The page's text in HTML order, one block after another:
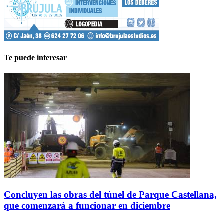
Te puede interesar
Concluyen las obras del túnel de Parque Castellana,
que comenzará a funcionar en diciembre